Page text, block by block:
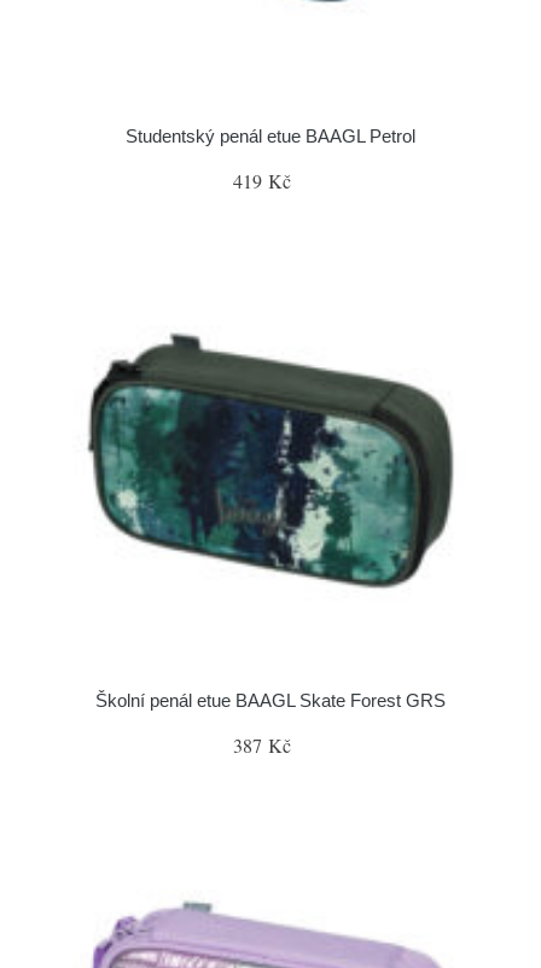
Studentský penál etue BAAGL Petrol
419 Kč
Školní penál etue BAAGL Skate Forest GRS
387 Kč